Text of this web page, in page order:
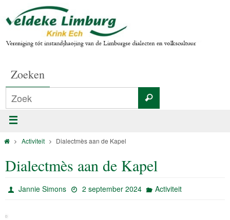
Zoeken
Activiteit Dialectmès aan de Kapel
Dialectmès aan de Kapel
Jannie Simons 2 september 2024 Activiteit